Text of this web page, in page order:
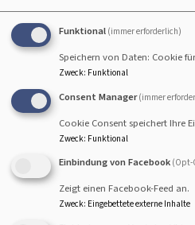
So, 23.8. 10 Uhr
Gottesdienst - anschließend
Lektorin Herold
Hallstadt
Johanneskirche Hallstadt
Funktional (immer erforderlich)
Speichern von Daten: Cookie
Zweck: Funktional
Consent Manager (immer
Cookie Consent speichert Ihre
Zweck: Funktional
Einbindung von Facebook (Opt-
Zeigt einen Facebook-Feed an.
Zweck: Eingebettete externe Inhalte